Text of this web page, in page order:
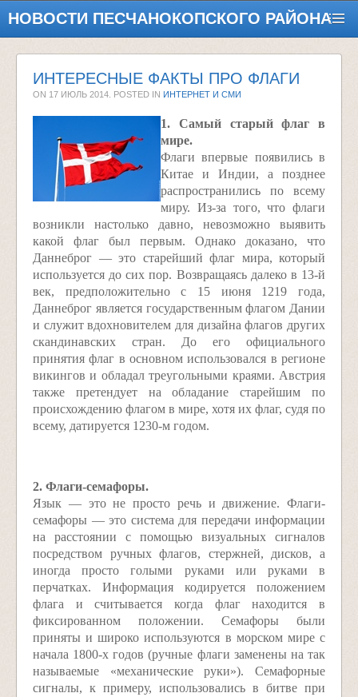
НОВОСТИ ПЕСЧАНОКОПСКОГО РАЙОНА
ИНТЕРЕСНЫЕ ФАКТЫ ПРО ФЛАГИ
ON 17 ИЮЛЬ 2014 . POSTED IN ИНТЕРНЕТ И СМИ
1. Самый старый флаг в
мире.
Флаги впервые появились в
Китае и Индии, а позднее
распространились по всему
миру. Из-за того, что флаги
возникли настолько давно, невозможно выявить
какой флаг был первым. Однако доказано, что
Даннеброг — это старейший флаг мира, который
используется до сих пор. Возвращаясь далеко в 13-й
век, предположительно с 15 июня 1219 года,
Даннеброг является государственным флагом Дании
и служит вдохновителем для дизайна флагов других
скандинавских стран. До его официального
принятия флаг в основном использовался в регионе
викингов и обладал треугольными краями. Австрия
также претендует на обладание старейшим по
происхождению флагом в мире, хотя их флаг, судя по
всему, датируется 1230-м годом.
2. Флаги-семафоры.
Язык — это не просто речь и движение. Флаги-
семафоры — это система для передачи информации
на расстоянии с помощью визуальных сигналов
посредством ручных флагов, стержней, дисков, а
иногда просто голыми руками или руками в
перчатках. Информация кодируется положением
флага и считывается когда флаг находится в
фиксированном положении. Семафоры были
приняты и широко используются в морском мире с
начала 1800-х годов (ручные флаги заменены на так
называемые «механические руки»). Семафорные
сигналы, к примеру, использовались в битве при